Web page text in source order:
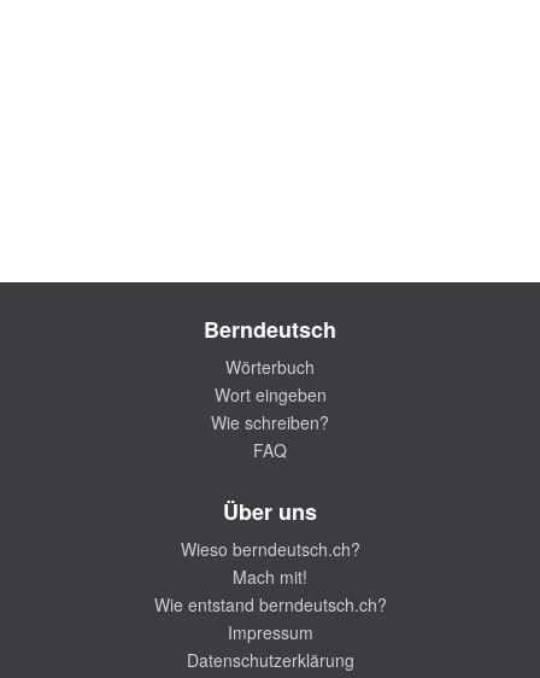
Berndeutsch
Wörterbuch
Wort eingeben
Wie schreiben?
FAQ
Über uns
Wieso berndeutsch.ch?
Mach mit!
Wie entstand berndeutsch.ch?
Impressum
Datenschutzerklärung